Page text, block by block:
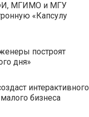
МГИМО и МГУ
«Капсулу
построят
дня»
интерактивного
бизнеса